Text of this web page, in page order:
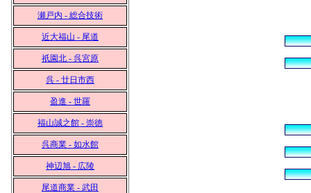
瀬戸内 - 総合技術
近大福山 - 尾道
祇園北 - 呉宮原
呉 - 廿日市西
盈進 - 世羅
福山誠之館 - 崇徳
呉商業 - 如水館
神辺旭 - 広陵
尾道商業 - 武田